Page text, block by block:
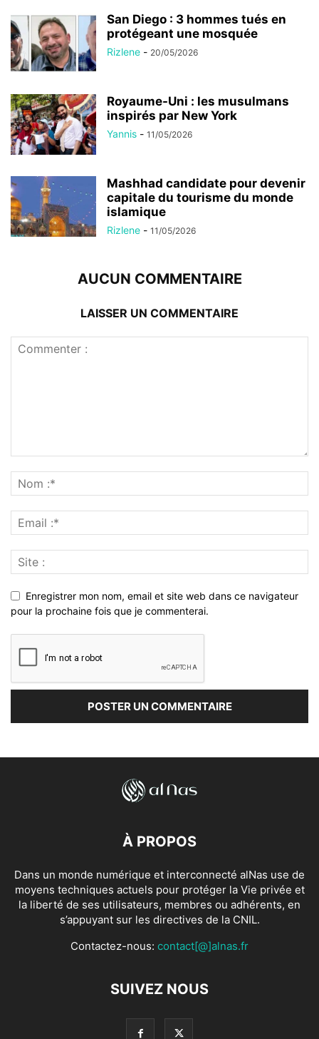
San Diego : 3 hommes tués en
protégeant une mosquée
Rizlene - 20/05/2026
Royaume-Uni : les musulmans
inspirés par New York
Yannis - 11/05/2026
Mashhad candidate pour devenir
capitale du tourisme du monde
islamique
Rizlene - 11/05/2026
AUCUN COMMENTAIRE
LAISSER UN COMMENTAIRE
Enregistrer mon nom, email et site web dans ce navigateur
pour la prochaine fois que je commenterai.
À PROPOS
Dans un monde numérique et interconnecté alNas use de
moyens techniques actuels pour protéger la Vie privée et
la liberté de ses utilisateurs, membres ou adhérents, en
s’appuyant sur les directives de la CNIL.
Contactez-nous: contact[@]alnas.fr
SUIVEZ NOUS